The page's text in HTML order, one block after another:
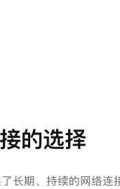
的选择
长期、持续的网络连